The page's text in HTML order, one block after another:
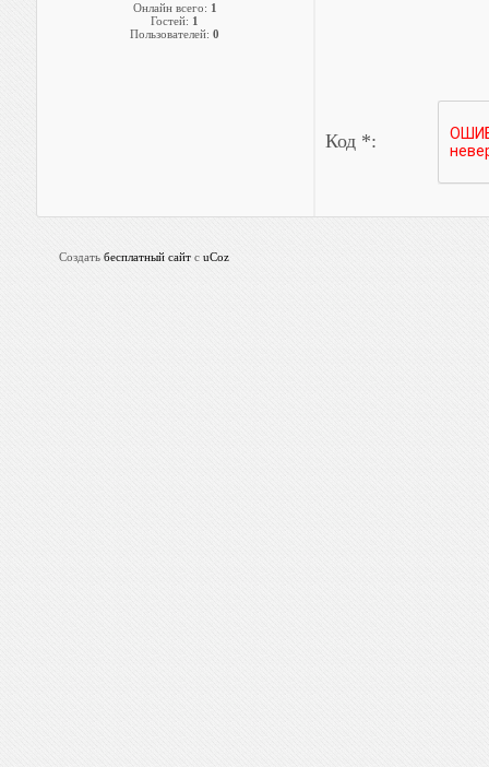
Онлайн всего: 1
Гостей: 1
Пользователей: 0
Код *:
Создать бесплатный сайт с uCoz